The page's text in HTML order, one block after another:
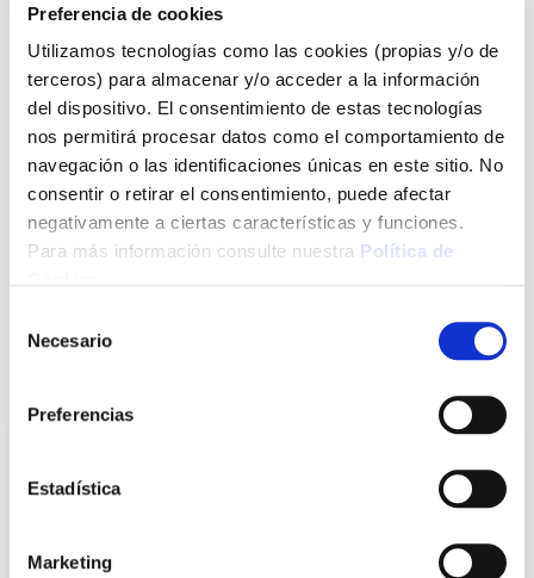
Preferencia de cookies
Utilizamos tecnologías como las cookies (propias y/o de
terceros) para almacenar y/o acceder a la información
del dispositivo. El consentimiento de estas tecnologías
nos permitirá procesar datos como el comportamiento de
navegación o las identificaciones únicas en este sitio. No
consentir o retirar el consentimiento, puede afectar
negativamente a ciertas características y funciones.
Para más información consulte nuestra Política de
Necesario
Preferencias
Estadística
Marketing
Click&Collect - Recogida gratis
en nuestras tiendas
Envío a domicilio:
5 días hábiles
+ INFO